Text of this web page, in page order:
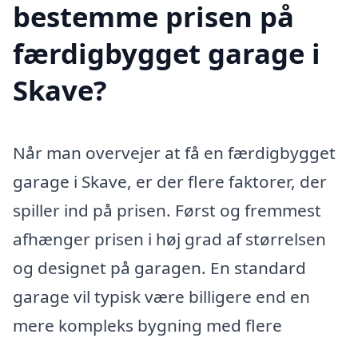
bestemme prisen på
færdigbygget garage i
Skave?
Når man overvejer at få en færdigbygget
garage i Skave, er der flere faktorer, der
spiller ind på prisen. Først og fremmest
afhænger prisen i høj grad af størrelsen
og designet på garagen. En standard
garage vil typisk være billigere end en
mere kompleks bygning med flere